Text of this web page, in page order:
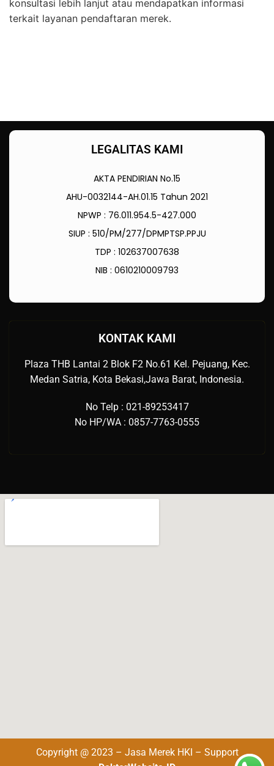
konsultasi lebih lanjut atau mendapatkan informasi
terkait layanan pendaftaran merek.
LEGALITAS KAMI
AKTA PENDIRIAN No.15
AHU-0032144-AH.01.15 Tahun 2021
NPWP : 76.011.954.5-427.000
SIUP : 510/PM/277/DPMPTSP.PPJU
TDP : 102637007638
NIB : 0610210009793
KONTAK KAMI
Plaza THB Lantai 2 Blok F2 No.61 Kel. Pejuang, Kec.
Medan Satria, Kota Bekasi,Jawa Barat, Indonesia.
No Telp : 021-89253417
No HP/WA : 0857-7763-0555
Copyright @ 2023 – Jasa Merek HKI – Support